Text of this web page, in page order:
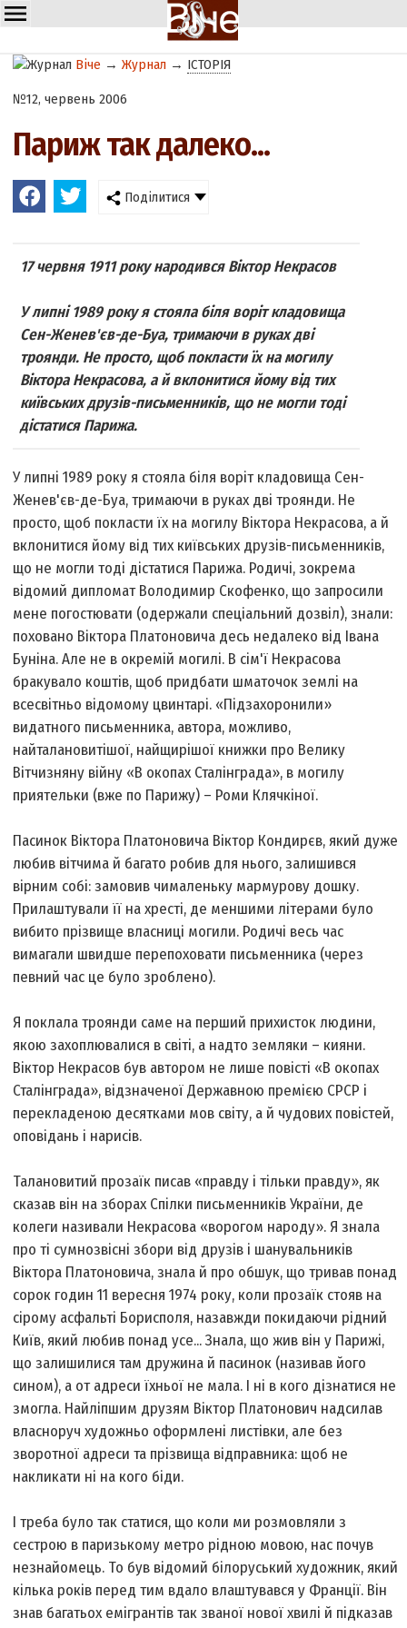
Віче →Журнал → ІСТОРІЯ
№12, червень 2006
Париж так далеко...
Поділитися
17 червня 1911 року народився Віктор Некрасов
У липні 1989 року я стояла біля воріт кладовища
Сен-Женев'єв-де-Буа, тримаючи в руках дві
троянди. Не просто, щоб покласти їх на могилу
Віктора Некрасова, а й вклонитися йому від тих
київських друзів-письменників, що не могли тоді
дістатися Парижа.
У липні 1989 року я стояла біля воріт кладовища Сен-
Женев'єв-де-Буа, тримаючи в руках дві троянди. Не
просто, щоб покласти їх на могилу Віктора Некрасова, а й
вклонитися йому від тих київських друзів-письменників,
що не могли тоді дістатися Парижа. Родичі, зокрема
відомий дипломат Володимир Скофенко, що запросили
мене погостювати (одержали спеціальний дозвіл), знали:
поховано Віктора Платоновича десь недалеко від Івана
Буніна. Але не в окремій могилі. В сім'ї Некрасова
бракувало коштів, щоб придбати шматочок землі на
всесвітньо відомому цвинтарі. «Підзахоронили»
видатного письменника, автора, можливо,
найталановитішої, найщирішої книжки про Велику
Вітчизняну війну «В окопах Сталінграда», в могилу
приятельки (вже по Парижу) – Роми Клячкіної.
Пасинок Віктора Платоновича Віктор Кондирєв, який дуже
любив вітчима й багато робив для нього, залишився
вірним собі: замовив чималеньку мармурову дошку.
Прилаштували її на хресті, де меншими літерами було
вибито прізвище власниці могили. Родичі весь час
вимагали швидше перепоховати письменника (через
певний час це було зроблено).
Я поклала троянди саме на перший прихисток людини,
якою захоплювалися в світі, а надто земляки – кияни.
Віктор Некрасов був автором не лише повісті «В окопах
Сталінграда», відзначеної Державною премією СРСР і
перекладеною десятками мов світу, а й чудових повістей,
оповідань і нарисів.
Талановитий прозаїк писав «правду і тільки правду», як
сказав він на зборах Спілки письменників України, де
колеги називали Некрасова «ворогом народу». Я знала
про ті сумнозвісні збори від друзів і шанувальників
Віктора Платоновича, знала й про обшук, що тривав понад
сорок годин 11 вересня 1974 року, коли прозаїк стояв на
сірому асфальті Борисполя, назавжди покидаючи рідний
Київ, який любив понад усе... Знала, що жив він у Парижі,
що залишилися там дружина й пасинок (називав його
сином), а от адреси їхньої не мала. І ні в кого дізнатися не
змогла. Найліпшим друзям Віктор Платонович надсилав
власноруч художньо оформлені листівки, але без
зворотної адреси та прізвища відправника: щоб не
накликати ні на кого біди.
І треба було так статися, що коли ми розмовляли з
сестрою в паризькому метро рідною мовою, нас почув
незнайомець. То був відомий білоруський художник, який
кілька років перед тим вдало влаштувався у Франції. Він
знав багатьох емігрантів так званої нової хвилі й підказав